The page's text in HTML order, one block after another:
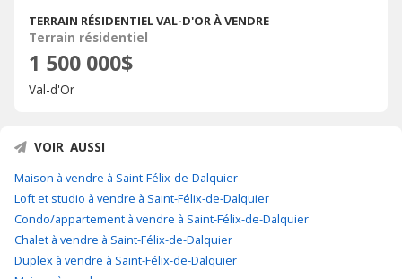
TERRAIN RÉSIDENTIEL VAL-D'OR À VENDRE
Terrain résidentiel
1 500 000$
Val-d'Or
VOIR AUSSI
Maison à vendre à Saint-Félix-de-Dalquier
Loft et studio à vendre à Saint-Félix-de-Dalquier
Condo/appartement à vendre à Saint-Félix-de-Dalquier
Chalet à vendre à Saint-Félix-de-Dalquier
Duplex à vendre à Saint-Félix-de-Dalquier